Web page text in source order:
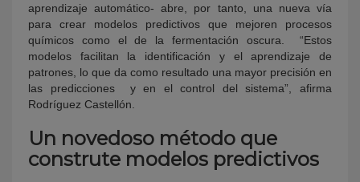
aprendizaje automático- abre, por tanto, una nueva vía
para crear modelos predictivos que mejoren procesos
químicos como el de la fermentación oscura. “Estos
modelos facilitan la identificación y el aprendizaje de
patrones, lo que da como resultado una mayor precisión en
las predicciones y en el control del sistema”, afirma
Rodríguez Castellón.
Un novedoso método que
construte modelos predictivos